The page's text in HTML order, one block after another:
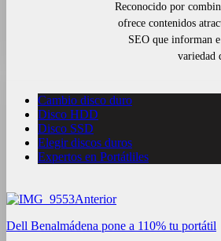
Reconocido por
ofrece contenidos
SEO que informan
variedad
Cambio disco duro
Disco HDD
Disco SSD
Elegir discos duros
Expertos en Portátliles
Anterior
Dell Benalmádena pone a 110% tu portátil